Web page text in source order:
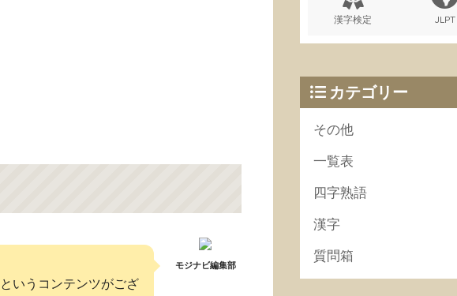
というコンテンツがござ
モジナビ編集部
漢字検定 JLPT
カテゴリー
その他
一覧表
四字熟語
漢字
質問箱